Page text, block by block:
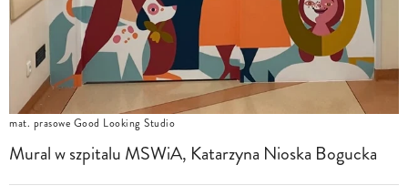
mat. prasowe Good Looking Studio
Mural w szpitalu MSWiA, Katarzyna Nioska Bogucka